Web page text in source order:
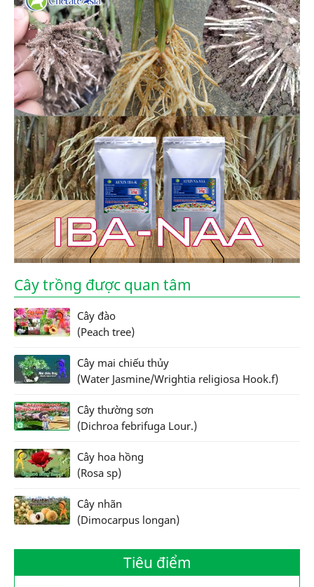
Cây trồng được quan tâm
Cây đào
(Peach tree)
Cây mai chiếu thủy
(Water Jasmine/Wrightia religiosa Hook.f)
Cây thường sơn
(Dichroa febrifuga Lour.)
Cây hoa hồng
(Rosa sp)
Cây nhãn
(Dimocarpus longan)
Tiêu điểm